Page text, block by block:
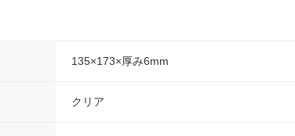
135×173×厚み6mm
クリア